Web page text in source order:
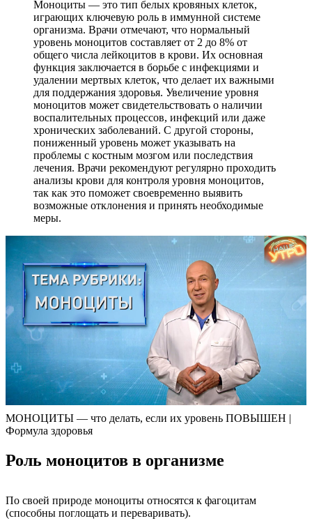
Моноциты — это тип белых кровяных клеток,
играющих ключевую роль в иммунной системе
организма. Врачи отмечают, что нормальный
уровень моноцитов составляет от 2 до 8% от
общего числа лейкоцитов в крови. Их основная
функция заключается в борьбе с инфекциями и
удалении мертвых клеток, что делает их важными
для поддержания здоровья. Увеличение уровня
моноцитов может свидетельствовать о наличии
воспалительных процессов, инфекций или даже
хронических заболеваний. С другой стороны,
пониженный уровень может указывать на
проблемы с костным мозгом или последствия
лечения. Врачи рекомендуют регулярно проходить
анализы крови для контроля уровня моноцитов,
так как это поможет своевременно выявить
возможные отклонения и принять необходимые
меры.
МОНОЦИТЫ — что делать, если их уровень ПОВЫШЕН |
Формула здоровья
Роль моноцитов в организме
По своей природе моноциты относятся к фагоцитам
(способны поглощать и переваривать).